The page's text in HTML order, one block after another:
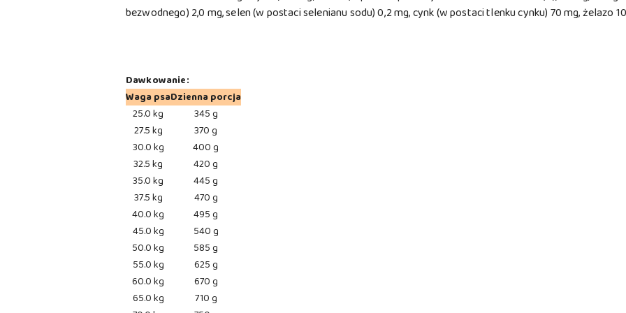
bezwodnego) 2,0 mg, selen (w postaci selenianu sodu) 0,2 mg, cynk (w postaci tlenku cynku) 70 mg, żelazo
Dawkowanie:
Waga psaDzienna porcja
25.0 kg
345 g
27.5 kg
370 g
30.0 kg
400 g
32.5 kg
420 g
35.0 kg
445 g
37.5 kg
470 g
40.0 kg
495 g
45.0 kg
540 g
50.0 kg
585 g
55.0 kg
625 g
60.0 kg
670 g
65.0 kg
710 g